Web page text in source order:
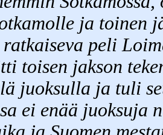
ja toinen
peli
toisen jakson
juoksulla ja tuli
ei enää juoksuja